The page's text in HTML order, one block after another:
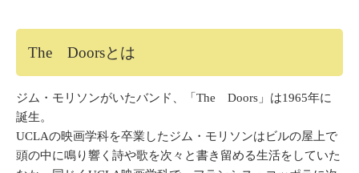
The Doorsとは
ジム・モリソンがいたバンド、「The Doors」は1965年に
誕生。
UCLAの映画学科を卒業したジム・モリソンはビルの屋上で
頭の中に鳴り響く詩や歌を次々と書き留める生活をしていた